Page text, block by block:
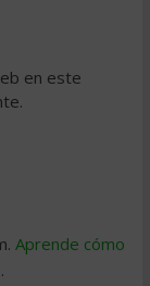
en este
Aprende cómo
.